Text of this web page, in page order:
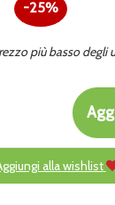
Sconto
25%
più basso degli
alla wishlist